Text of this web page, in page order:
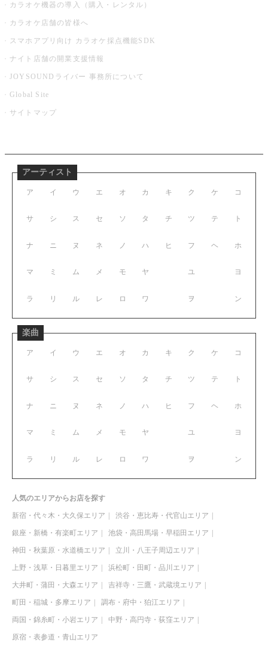
カラオケ機器の導入（購入・レンタル）
カラオケ店舗の皆様へ
スマホアプリ向け カラオケ採点機能SDK
ナイト店舗の開業支援情報
JOYSOUNDライバー 事務所について
Global Site
サイトマップ
アーティスト
ア イ ウ エ オ
サ シ ス セ ソ
ナ ニ ヌ ネ ノ
マ ミ ム メ モ
ラ リ ル レ ロ
カ キ ク ケ コ
タ チ ツ テ ト
ハ ヒ フ ヘ ホ
ヤ ユ ヨ
ワ ヲ ン
楽曲
ア イ ウ エ オ
サ シ ス セ ソ
ナ ニ ヌ ネ ノ
マ ミ ム メ モ
ラ リ ル レ ロ
カ キ ク ケ コ
タ チ ツ テ ト
ハ ヒ フ ヘ ホ
ヤ ユ ヨ
ワ ヲ ン
人気のエリアからお店を探す
新宿・代々木・大久保エリア 渋谷・恵比寿・代官山エリア
銀座・新橋・有楽町エリア 池袋・高田馬場・早稲田エリア
神田・秋葉原・水道橋エリア 立川・八王子周辺エリア
上野・浅草・日暮里エリア 浜松町・田町・品川エリア
大井町・蒲田・大森エリア 吉祥寺・三鷹・武蔵境エリア
町田・稲城・多摩エリア 調布・府中・狛江エリア
両国・錦糸町・小岩エリア 中野・高円寺・荻窪エリア
原宿・表参道・青山エリア